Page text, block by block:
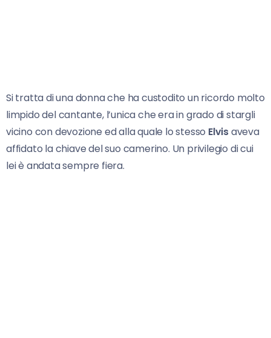
Si tratta di una donna che ha custodito un ricordo molto
limpido del cantante, l’unica che era in grado di stargli
vicino con devozione ed alla quale lo stesso Elvisaveva
affidato la chiave del suo camerino. Un privilegio di cui
lei è andata sempre fiera.